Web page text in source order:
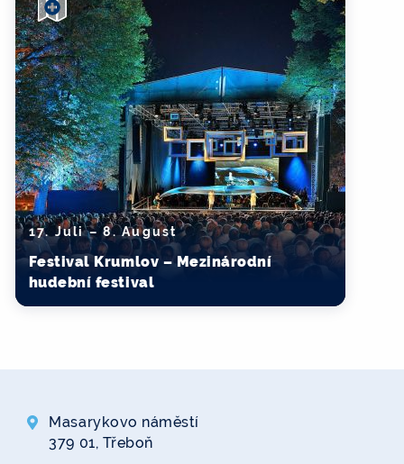
17. Juli – 8. August
Festival Krumlov – Mezinárodní
hudební festival
Masarykovo náměstí
379 01, Třeboň